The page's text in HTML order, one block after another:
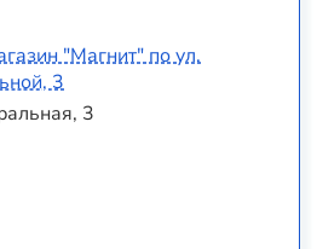
"Магнит" по ул.
3
3